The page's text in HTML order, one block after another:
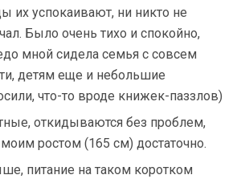
их успокаивают, ни никто не
Было очень тихо и спокойно,
мной сидела семья с совсем
детям еще и небольшие
что-то вроде книжек-паззлов)
откидываются без проблем,
ростом (165 см) достаточно.
питание на таком коротком